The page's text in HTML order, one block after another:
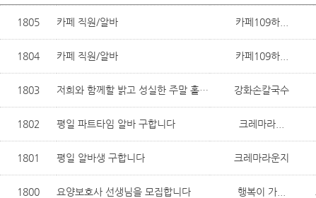
1805 카페 직원/알바 카페109하...
1804 카페 직원/알바 카페109하...
1803 저희와 함께할 밝고 성실한 주말 홀 알바님을 모십니다! 강화손칼국수
1802 평일 파트타임 알바 구합니다 크레마라...
1801 평일 알바생 구합니다 크레마라운지
1800 요양보호사 선생님을 모집합니다 행복이 가...